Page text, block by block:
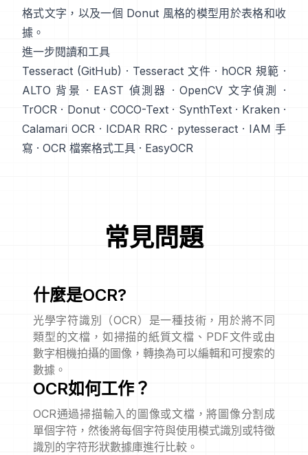
格式文字，以及一個 Donut 風格的模型用於表格和收
據。
進一步閱讀和工具
Tesseract (GitHub) · Tesseract 文件 · hOCR 規範 ·
ALTO 背景 · EAST 偵測器 ·OpenCV 文字偵測
·
TrOCR · Donut· COCO-Text· SynthText· Kraken ·
Calamari OCR· ICDAR RRC· pytesseract · IAM 手
寫 · OCR 檔案格式工具 · EasyOCR
常見問題
什麼是OCR?
光學字符識別（OCR）是一種技術，用於將不同
類型的文檔，如掃描的紙質文檔、PDF文件或由
數字相機拍攝的圖像，轉換為可以編輯和可搜索的
數據。
OCR如何工作？
OCR通過掃描輸入的圖像或文檔，將圖像分割成
單個字符，然後將每個字符與使用模式識別或特徵
識別的字符形狀數據庫進行比較。